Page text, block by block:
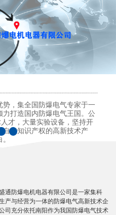
，集全国防爆电气专家于一
打造国内防爆电气王国。公
才，大量实验设备，坚持开
主知识产权的高新技术产
通防爆电机电器有限公司是一家集科
产与经营为一体的防爆电气高新技术企
司充分依托南阳作为我国防爆电气技术